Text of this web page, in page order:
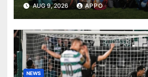
the World’s Leading
AUG 9, 2026 APPO
NEWS